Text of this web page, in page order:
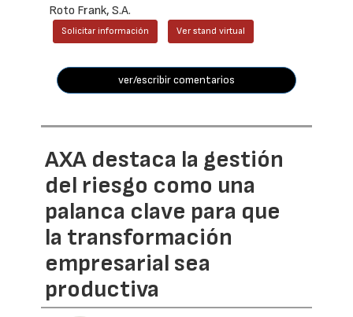
Roto Frank, S.A.
Solicitar información Ver stand virtual
ver/escribir comentarios
AXA destaca la gestión
del riesgo como una
palanca clave para que
la transformación
empresarial sea
productiva